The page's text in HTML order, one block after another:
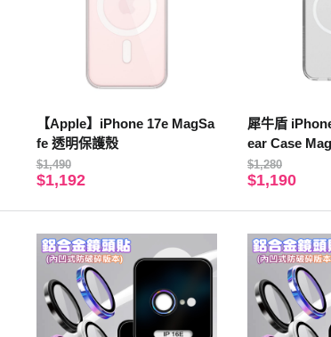
【Apple】iPhone 17e MagSa
fe 透明保護殼
$1,490
$1,192
犀牛盾
ear Case
明
$1,280
$1,190